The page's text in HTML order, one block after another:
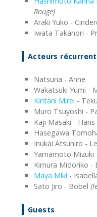
Rouge)
Araki Yuko -
Iwata Takanori -
Acteurs
Natsuna - Anne
Wakatsuki Yumi -
Kiritani Mirei -
Muro Tsuyoshi -
Kaji Masaki - Hans
Hasegawa
Inukai Atsuhiro -
Yamamoto Mizuki
Kimura Midoriko -
Maya Miki -
Sato Jiro - Bobel
Guests